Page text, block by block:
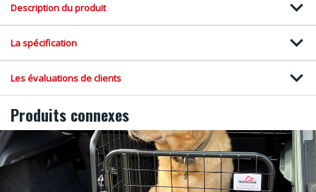
Description du produit
La spécification
Les évaluations de clients
Produits connexes